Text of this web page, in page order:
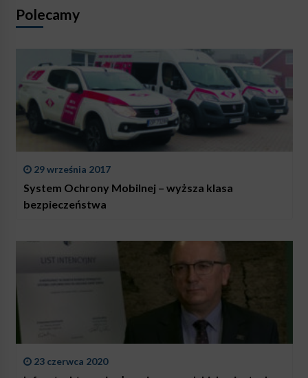
Polecamy
29 września 2017
System Ochrony Mobilnej – wyższa klasa
bezpieczeństwa
23 czerwca 2020